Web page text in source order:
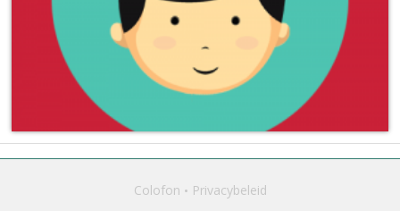
Colofon Privacybeleid